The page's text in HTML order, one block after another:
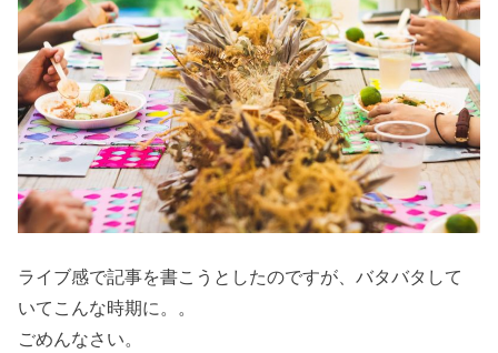
ライブ感で記事を書こうとしたのですが、バタバタして
いてこんな時期に。。
ごめんなさい。